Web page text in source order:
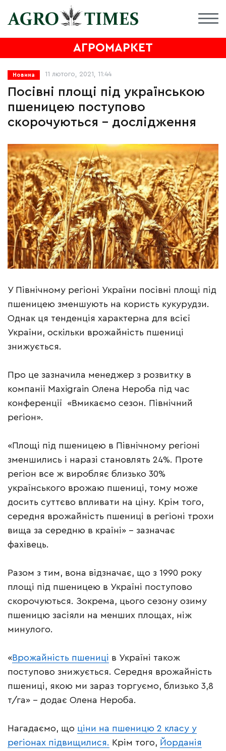
АГРОМАРКЕТ
Новина 11 лютого, 2021, 11:44
Посівні площі під українською
пшеницею поступово
скорочуються – дослідження
У Північному регіоні України посівні площі під
пшеницею зменшують на користь кукурудзи.
Однак ця тенденція характерна для всієї
України, оскільки врожайність пшениці
знижується.
Про це зазначила менеджер з розвитку в
компанії Maxigrain Олена Нероба під час
конференції «Вмикаємо сезон. Північний
регіон».
«Площі під пшеницею в Північному регіоні
зменшились і наразі становлять 24%. Проте
регіон все ж виробляє близько 30%
українського врожаю пшениці, тому може
досить суттєво впливати на ціну. Крім того,
середня врожайність пшениці в регіоні трохи
вища за середню в країні» – зазначає
фахівець.
Разом з тим, вона відзначає, що з 1990 року
площі під пшеницею в Україні поступово
скорочуються. Зокрема, цього сезону озиму
пшеницю засіяли на менших площах, ніж
минулого.
«Врожайність пшениці в Україні також
поступово знижується. Середня врожайність
пшениці, якою ми зараз торгуємо, близько 3,8
т/га» – додає Олена Нероба.
Нагадаємо, що ціни на пшеницю 2 класу у
регіонах підвищилися. Крім того, Йорданія